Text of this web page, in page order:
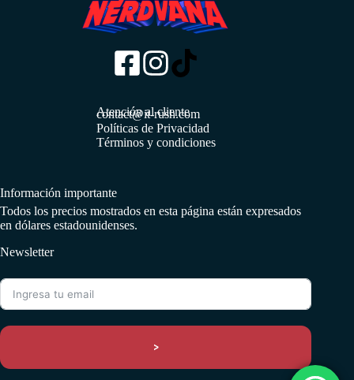
Atención al cliente
contact@it-rush.com
Políticas de Privacidad
Términos y condiciones
Información importante
Todos los precios mostrados en esta página están expresados
en dólares estadounidenses.
Newsletter
>